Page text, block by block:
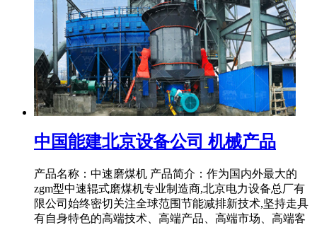
中国能建北京设备公司 机械产品
产品名称：中速磨煤机 产品简介：作为国内外最大的
zgm型中速辊式磨煤机专业制造商,北京电力设备总厂有
限公司始终密切关注全球范围节能减排新技术,坚持走具
有自身特色的高端技术、高端产品、高端市场、高端客